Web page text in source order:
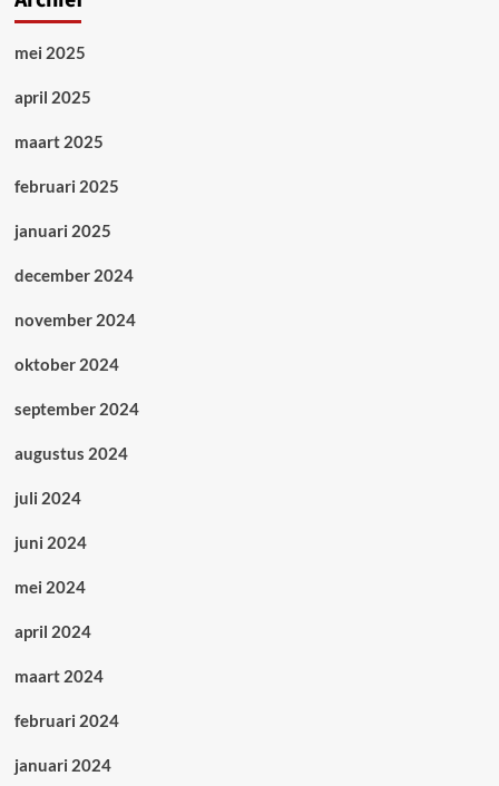
mei 2025
april 2025
maart 2025
februari 2025
januari 2025
december 2024
november 2024
oktober 2024
september 2024
augustus 2024
juli 2024
juni 2024
mei 2024
april 2024
maart 2024
februari 2024
januari 2024